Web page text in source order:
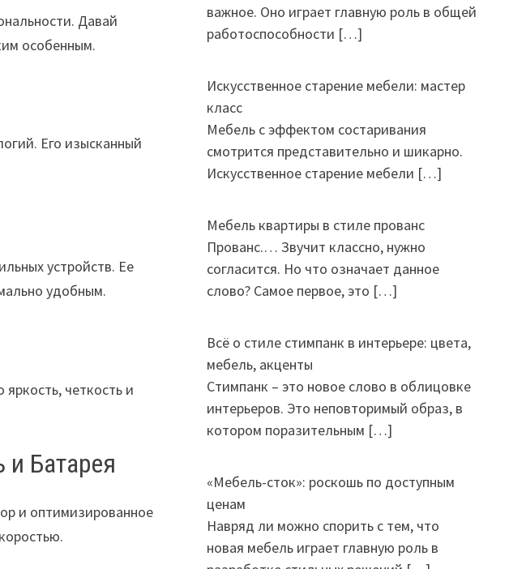
Давай
особенным.
Его изысканный
устройств. Ее
удобным.
четкость и
и Батарея
и оптимизированное
важное. Оно играет главную роль в общей
работоспособности […]
Искусственное старение мебели: мастер
класс
Мебель с эффектом состаривания
смотрится представительно и шикарно.
Искусственное старение мебели […]
Мебель квартиры в стиле прованс
Прованс.… Звучит классно, нужно
согласится. Но что означает данное
слово? Самое первое, это […]
Всё о стиле стимпанк в интерьере: цвета,
мебель, акценты
Стимпанк – это новое слово в облицовке
интерьеров. Это неповторимый образ, в
котором поразительным […]
«Мебель-сток»: роскошь по доступным
ценам
Навряд ли можно спорить с тем, что
новая мебель играет главную роль в